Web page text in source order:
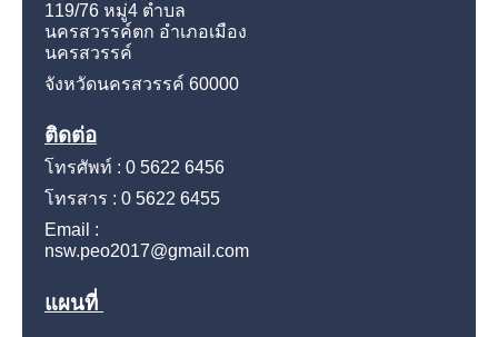
119/76 หมู่4 ตำบล
นครสวรรค์ตก อำเภอเมือง
นครสวรรค์
จังหวัดนครสวรรค์ 60000
ติดต่อ
โทรศัพท์ : 0 5622 6456
โทรสาร : 0 5622 6455
Email :
nsw.peo2017@gmail.com
แผนที่